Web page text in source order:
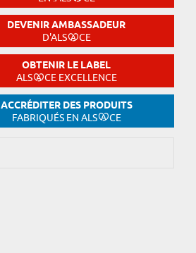
DEVENIR AMBASSADEUR
D'ALS CE
OBTENIR LE LABEL
ALS CE EXCELLENCE
ACCRÉDITER DES PRODUITS
FABRIQUÉS EN ALS CE